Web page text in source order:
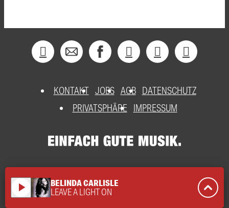
KONTAKT JOBS AGB DATENSCHUTZ
PRIVATSPHÄRE
IMPRESSUM
play_arrow BELINDA CARLISLE
LEAVE A LIGHT ON